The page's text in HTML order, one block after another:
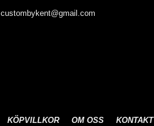
custombykent@gmail.com
KÖPVILLKOR OM OSS KONTAKT